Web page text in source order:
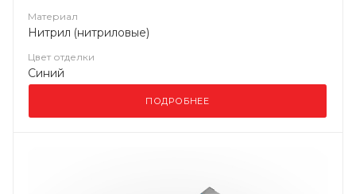
Материал
Нитрил (нитриловые)
Цвет отделки
Синий
ПОДРОБНЕЕ